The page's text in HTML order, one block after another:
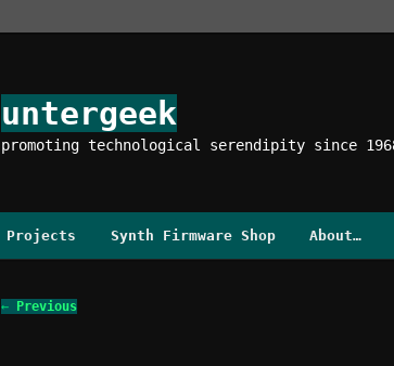
untergeek
promoting technological serendipity since
Projects Synth Firmware Shop About…
Post
← Previous